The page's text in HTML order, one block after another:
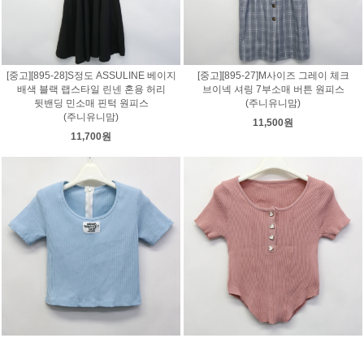
[중고][895-28]S정도 ASSULINE 베이지
배색 블랙 랩스타일 린넨 혼용 허리
뒷밴딩 민소매 핀턱 원피스
(주니유니맘)
11,700원
[중고][895-27]M사이즈 그레이 체크
브이넥 셔링 7부소매 버튼 원피스
(주니유니맘)
11,500원